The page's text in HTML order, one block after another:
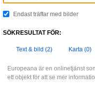
Endast träffar med bilder
SÖKRESULTAT FÖR:
Text & bild (2) Karta (0)
Europeana är en onlinetjänst
ett objekt för att se mer